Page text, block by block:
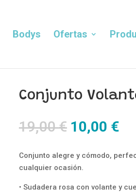
Bodys Ofertas
Conjunto
19,00€ El
precio
original
era:
19,00 €.
10,00 €El
Conjunto alegre y cómodo,
cualquier ocasión.
• Sudadera rosa con volante y